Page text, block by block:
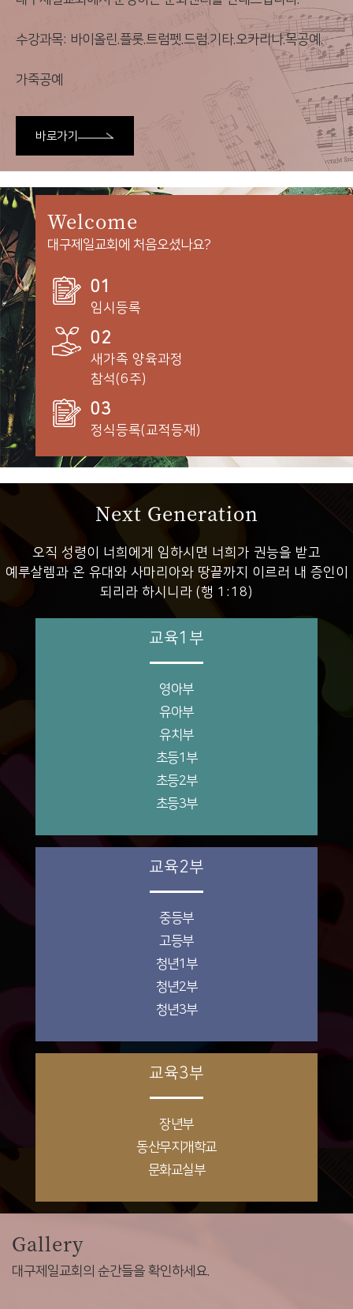
수강과목: 바이올린.플롯.트럼펫.드럼.기타.오카리나.목공예.
가죽공예
바로가기
Welcome
대구제일교회에 처음오셨나요?
01
임시등록
02
새가족 양육과정
참석(6주)
03
정식등록(교적등재)
Next Generation
오직 성령이 너희에게 임하시면 너희가 권능을 받고
예루살렘과 온 유대와 사마리아와 땅끝까지 이르러 내 증인이
되리라 하시니라 (행 1:18)
교육1부
영아부
유아부
유치부
초등1부
초등2부
초등3부
교육2부
중등부
고등부
청년1부
청년2부
청년3부
교육3부
장년부
동산무지개학교
문화교실부
Gallery
대구제일교회의 순간들을 확인하세요.